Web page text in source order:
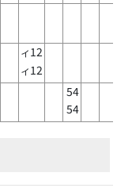
イ12
イ12
54
54